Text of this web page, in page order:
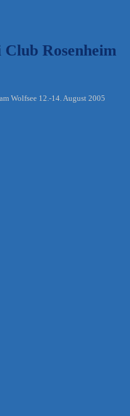
Rosenheim
Wolfsee 12.-14. August 2005